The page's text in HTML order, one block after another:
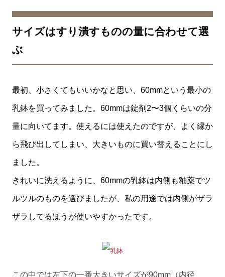
サイズはすり潰すものの量に合わせて選
ぶ
最初、小さくてもいいかなと思い、60mmという最小の
乳鉢を買ってみました。60mmは錠剤2〜3個くらいの分
量に向いてます。使えるには使えたのですが、よく縁か
ら飛び出してしまい、大きいものに買い替えることにし
ました。
きれいに洗えるように、60mmの乳鉢は内側も釉薬でツ
ルツルのものを選びましたが、私の用途では内側がザラ
ザラしてるほうが使いやすかったです。
この中では左下の一番大きいサイズが90mm（内径